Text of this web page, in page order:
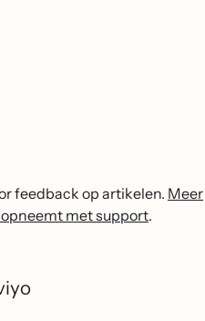
feedback op artikelen. Meer
met support.